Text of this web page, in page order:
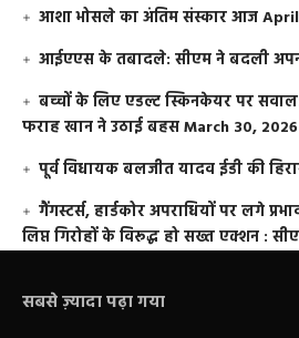
आशा भोसले का अंतिम संस्कार आज
आईएएस के तबादले: सीएम ने बदली
बच्चों के लिए एडल्ट स्किनकेयर पर
फराह खान ने उठाई बहसMarch 30, 2026
पूर्व विधायक बलजीत यादव ईडी की
गैंगस्टर्स, हार्डकोर अपराधियों पर लगे
लिप्त गिरोहों के विरूद्ध हो सख्त एक्शन :
सबसे ज़्यादा पढ़ा गया